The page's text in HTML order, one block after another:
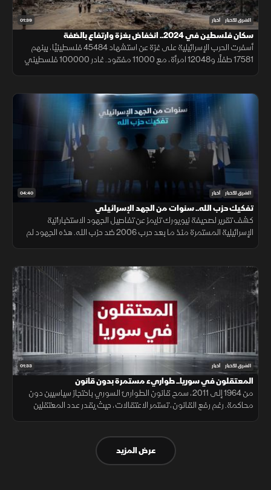
01:39 الشرق للأخبار أخبار
سكان فلسطين في 2024.. انخفاض بغزة وارتفاع بالضفة
أسفرت الحرب الإسرائيلية على غزة عن استشهاد 45484 فلسطينيًا، بينهم
17581 طفلًا و12048 امرأة، مع 11000 مفقود. غادر 100000 فلسطيني
04:40 الشرق للأخبار أخبار
تفكيك حزب الله.. سنوات من الجهد الإسرائيلي
كشف تقرير لصحيفة نيويورك تايمز عن تفاصيل الجهود الاستخباراتية
الإسرائيلية المستمرة منذ ما بعد حرب 2006 ضد حزب الله. هذه الجهود لم
01:33 الشرق للأخبار أخبار
المعتقلون في سوريا.. طواريء مستمرة بدون قانون
من 1964 إلى 2011، سمح قانون الطوارئ السوري باحتجاز سياسيين دون
محاكمة. رغم رفع القانون، تستمر الاعتقالات، حيث يقدر عدد المعتقلين
عرض المزيد